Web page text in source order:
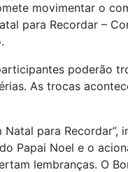
movimentar o
para Recordar –
poderão
As trocas
para Recordar”,
Papai Noel e o
lembranças. O